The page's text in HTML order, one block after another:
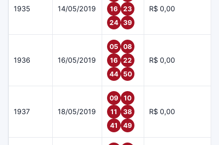
1935 14/05/2019
16
23
24
39
R$ 0,00
1936 16/05/2019
05
08
16
22
44
50
R$ 0,00
1937 18/05/2019
09
10
11
38
41
49
R$ 0,00